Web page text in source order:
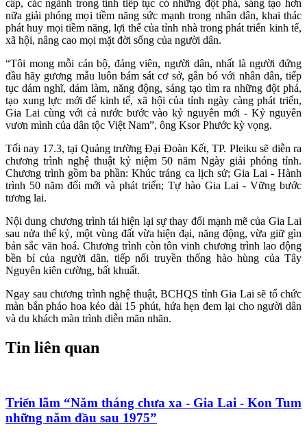
cấp, các ngành trong tỉnh tiếp tục có những đột phá, sáng tạo hơn
nữa giải phóng mọi tiềm năng sức mạnh trong nhân dân, khai thác
phát huy mọi tiềm năng, lợi thế của tỉnh nhà trong phát triển kinh tế,
xã hội, nâng cao mọi mặt đời sống của người dân.
“Tôi mong mỗi cán bộ, đảng viên, người dân, nhất là người đứng
đầu hãy gương mẫu luôn bám sát cơ sở, gắn bó với nhân dân, tiếp
tục dám nghĩ, dám làm, năng động, sáng tạo tìm ra những đột phá,
tạo xung lực mới để kinh tế, xã hội của tỉnh ngày càng phát triển,
Gia Lai cùng với cả nước bước vào kỷ nguyên mới - Kỷ nguyên
vươn mình của dân tộc Việt Nam”, ông Ksor Phước kỳ vọng.
Tối nay 17.3, tại Quảng trường Đại Đoàn Kết, TP. Pleiku sẽ diễn ra
chương trình nghệ thuật kỷ niệm 50 năm Ngày giải phóng tỉnh.
Chương trình gồm ba phần: Khúc tráng ca lịch sử; Gia Lai - Hành
trình 50 năm đổi mới và phát triển; Tự hào Gia Lai - Vững bước
tương lai.
Nội dung chương trình tái hiện lại sự thay đổi mạnh mẽ của Gia Lai
sau nửa thế kỷ, một vùng đất vừa hiện đại, năng động, vừa giữ gìn
bản sắc văn hoá. Chương trình còn tôn vinh chương trình lao động
bền bỉ của người dân, tiếp nối truyền thống hào hùng của Tây
Nguyên kiên cường, bất khuất.
Ngay sau chương trình nghệ thuật, BCHQS tỉnh Gia Lai sẽ tổ chức
màn bắn pháo hoa kéo dài 15 phút, hứa hẹn đem lại cho người dân
và du khách màn trình diễn mãn nhãn.
Tin liên quan
Triển lãm “Năm tháng chưa xa - Gia Lai - Kon Tum
những năm đầu sau 1975”